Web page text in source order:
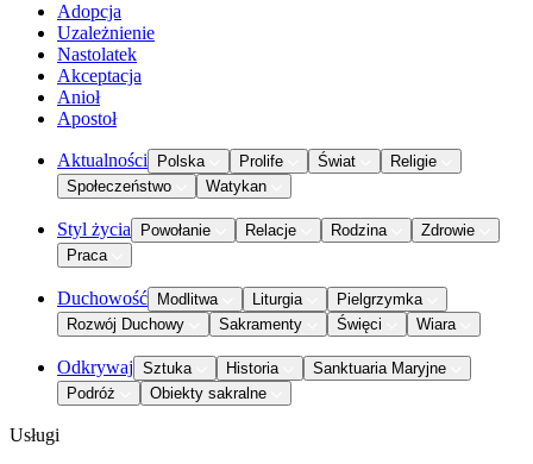
Adopcja
Uzależnienie
Nastolatek
Akceptacja
Anioł
Apostoł
Aktualności Polska Prolife Świat
Religie
Społeczeństwo
Watykan
Styl życia Powołanie Relacje Rodzina
Zdrowie
Praca
Duchowość Modlitwa Liturgia
Pielgrzymka
Rozwój Duchowy
Sakramenty Święci Wiara
Odkrywaj Sztuka Historia
Sanktuaria Maryjne
Podróż
Obiekty sakralne
Usługi